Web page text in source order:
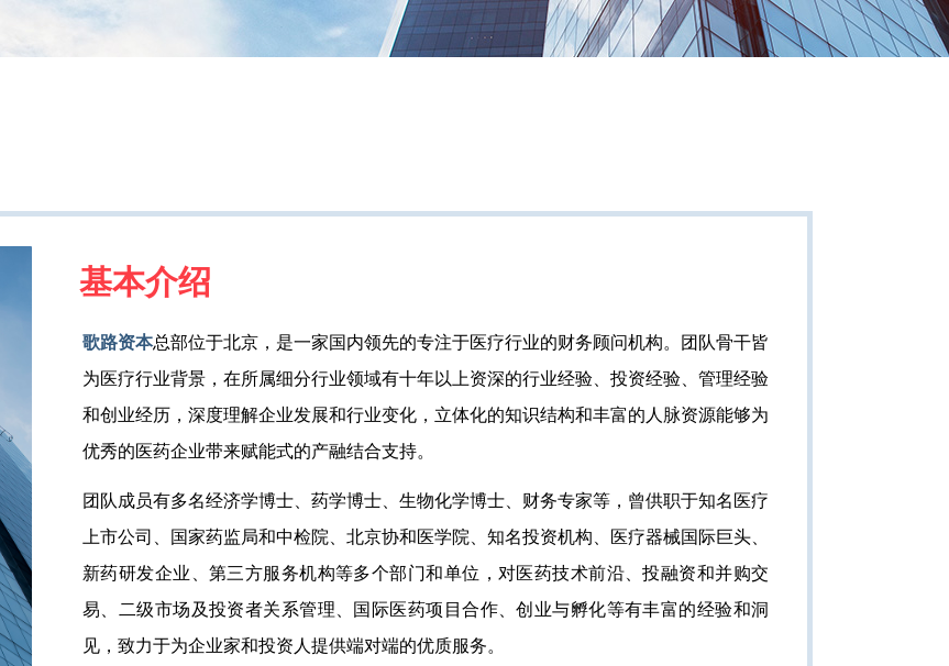
歌路资本总部位于北京，是一家国内领先的专注于医疗行业的财务顾问机构。团队骨干皆
为医疗行业背景，在所属细分行业领域有十年以上资深的行业经验、投资经验、管理经验
和创业经历，深度理解企业发展和行业变化，立体化的知识结构和丰富的人脉资源能够为
优秀的医药企业带来赋能式的产融结合支持。
团队成员有多名经济学博士、药学博士、生物化学博士、财务专家等，曾供职于知名医疗
上市公司、国家药监局和中检院、北京协和医学院、知名投资机构、医疗器械国际巨头、
新药研发企业、第三方服务机构等多个部门和单位，对医药技术前沿、投融资和并购交
易、二级市场及投资者关系管理、国际医药项目合作、创业与孵化等有丰富的经验和洞
见，致力于为企业家和投资人提供端对端的优质服务。
基本介绍